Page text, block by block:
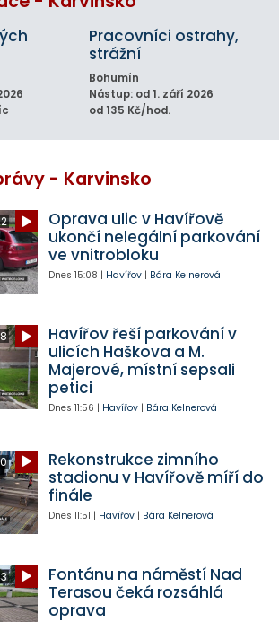
Pracovníci ostrahy,
strážní
Bohumín
Nástup: od 1. září 2026
od 135 Kč/hod.
- Karvinsko
Oprava ulic v Havířově
ukončí nelegální parkování
ve vnitrobloku
Dnes 15:08 | Havířov| Bára Kelnerová
Havířov řeší parkování v
ulicích Haškova a M.
Majerové, místní sepsali
petici
Dnes 11:56 | Havířov| Bára Kelnerová
Rekonstrukce zimního
stadionu v Havířově míří do
finále
Dnes 11:51 | Havířov| Bára Kelnerová
Fontánu na náměstí Nad
Terasou čeká rozsáhlá
oprava